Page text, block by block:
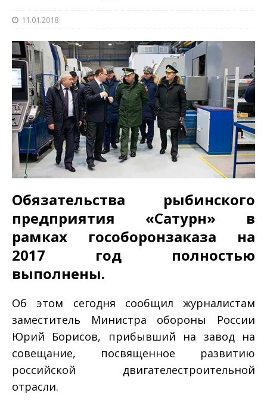
11.01.2018
Обязательства рыбинского
предприятия «Сатурн» в
рамках гособоронзаказа на
2017 год полностью
выполнены.
Об этом сегодня сообщил журналистам
заместитель Министра обороны России
Юрий Борисов, прибывший на завод на
совещание, посвященное развитию
российской двигателестроительной
отрасли.